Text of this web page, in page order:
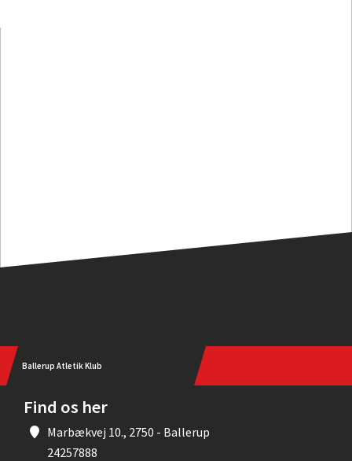
Ballerup Atletik Klub
Find os her
Marbækvej 10., 2750 - Ballerup
24257888